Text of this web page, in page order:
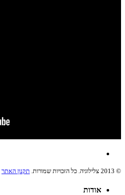
© 2013 צלילוגיה. כל הזכויות שמורות. תקנון האתר
אודות